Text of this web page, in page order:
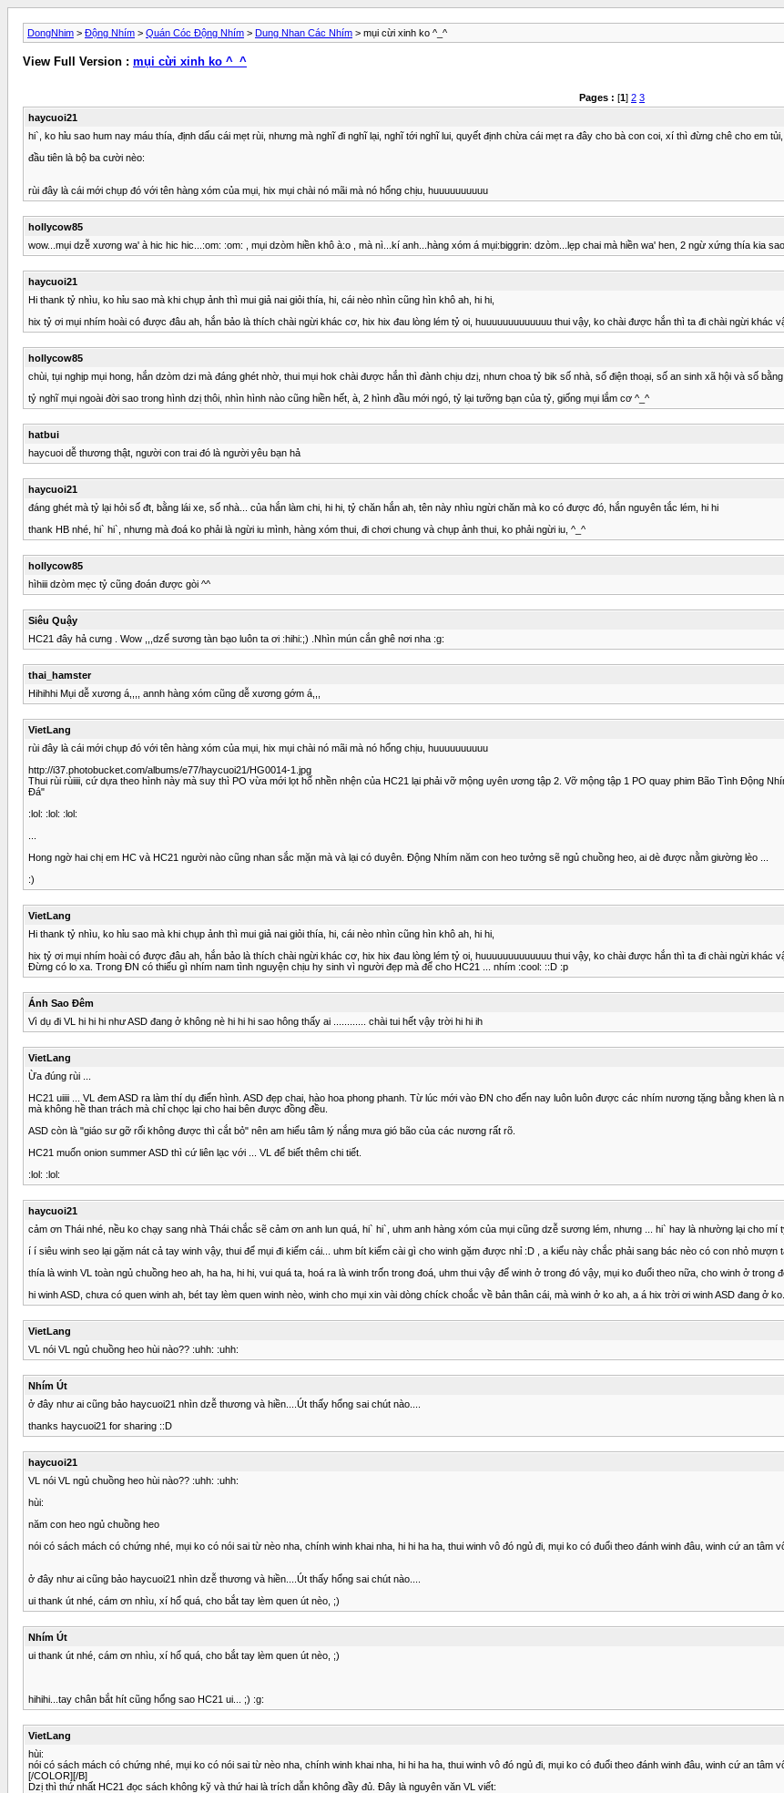
DongNhim > Động Nhím > Quán Cóc Động Nhím > Dung Nhan Các Nhím > mụi cừi xinh ko ^_^
View Full Version : mụi cừi xinh ko ^_^
Pages : [1] 2 3
haycuoi21
hi`, ko hỉu sao hum nay máu thía, định dấu cái mẹt rùi, nhưng mà nghĩ đi nghĩ lại, nghĩ tới nghĩ lui, quyết định chừa cái mẹt ra đây cho bà con coi, xí thì đừng chê cho em
đầu tiên là bộ ba cười nèo:
rùi đây là cái mới chụp đó với tên hàng xóm của mụi, hix mụi chài nó mãi mà nó hổng chịu, huuuuuuuuuu
hollycow85
wow...mụi dzễ xương wa' à hic hic hic...:om: :om: , mụi dzòm hiền khô à:o , mà nì...kí anh...hàng xóm á mụi:biggrin: dzòm...lẹp chai mà hiền wa' hen, 2 ngừ xứng thía kia
haycuoi21
Hi thank tỷ nhìu, ko hỉu sao mà khi chụp ảnh thì mui giả nai giỏi thía, hi, cái nèo nhìn cũng hìn khô ah, hi hi,
hix tỷ ơi mụi nhím hoài có được đâu ah, hắn bảo là thích chài ngừi khác cơ, hix hix đau lòng lém tỷ oi, huuuuuuuuuuuuu thui vậy, ko chài được hắn thì ta đi chài ngừi khác
hollycow85
chùi, tụi nghịp mụi hong, hắn dzòm dzi mà đáng ghét nhờ, thui mụi hok chài được hắn thì đành chịu dzị, nhưn choa tỷ bik số nhà, số điện thoại, số an sinh xã hội và số
tỷ nghĩ mụi ngoài đời sao trong hình dzị thôi, nhìn hình nào cũng hiền hết, à, 2 hình đầu mới ngó, tỷ lại tưỡng bạn của tỷ, giống mụi lắm cơ ^_^
hatbui
haycuoi dễ thương thật, người con trai đó là người yêu bạn hả
haycuoi21
đáng ghét mà tỷ lại hỏi số đt, bằng lái xe, số nhà... của hắn làm chi, hi hi, tỷ chăn hắn ah, tên này nhìu ngừi chăn mà ko có được đó, hắn nguyên tắc lém, hi hi
thank HB nhé, hi` hi`, nhưng mà đoá ko phải là ngừi iu mình, hàng xóm thui, đi chơi chung và chụp ảnh thui, ko phải ngừi iu, ^_^
hollycow85
hìhiii dzòm mẹc tỷ cũng đoán được gòi ^^
Siêu Quậy
HC21 đây hả cưng . Wow ,,,dzể sương tàn bạo luôn ta ơi :hihi:;) .Nhìn mún cắn ghê nơi nha :g:
thai_hamster
Hihihhi Mụi dễ xương á,,,, annh hàng xóm cũng dễ xương gớm á,,,
VietLang
rùi đây là cái mới chụp đó với tên hàng xóm của mụi, hix mụi chài nó mãi mà nó hổng chịu, huuuuuuuuuu
http://i37.photobucket.com/albums/e77/haycuoi21/HG0014-1.jpg
Thui rùi rùiiii, cứ dựa theo hình này mà suy thì PO vừa mới lọt hố nhền nhện của HC21 lại phải vỡ mộng uyên ương tập 2. Vỡ mộng tập 1 PO quay phim Bão Tình Động
Đá"
:lol: :lol: :lol:
Hong ngờ hai chị em HC và HC21 người nào cũng nhan sắc mặn mà và lại có duyên. Động Nhím năm con heo tưởng sẽ ngủ chuồng heo, ai dè được nằm giường lèo ...
:)
VietLang
Hi thank tỷ nhìu, ko hỉu sao mà khi chụp ảnh thì mui giả nai giỏi thía, hi, cái nèo nhìn cũng hìn khô ah, hi hi,
hix tỷ ơi mụi nhím hoài có được đâu ah, hắn bảo là thích chài ngừi khác cơ, hix hix đau lòng lém tỷ oi, huuuuuuuuuuuuu thui vậy, ko chài được hắn thì ta đi chài ngừi khác
Đừng có lo xa. Trong ĐN có thiếu gì nhím nam tình nguyện chịu hy sinh vì người đẹp mà để cho HC21 ... nhím :cool: ::D :p
Ánh Sao Đêm
Vì dụ đi VL hi hi hi như ASD đang ở không nè hi hi hi sao hông thấy ai ............ chài tui hết vậy trời hi hi ih
VietLang
Ừa đúng rùi ...
HC21 uiiii ... VL đem ASD ra làm thí dụ điển hình. ASD đẹp chai, hào hoa phong phanh. Từ lúc mới vào ĐN cho đến nay luôn luôn được các nhím nương tặng bằng khen
mà không hề than trách mà chỉ chọc lại cho hai bên được đồng đều.
ASD còn là "giáo sư gỡ rối không được thì cắt bỏ" nên am hiểu tâm lý nắng mưa gió bão của các nương rất rõ.
HC21 muốn onion summer ASD thì cứ liên lạc với ... VL để biết thêm chi tiết.
:lol: :lol:
haycuoi21
cảm ơn Thái nhé, nều ko chạy sang nhà Thái chắc sẽ cảm ơn anh lun quá, hi` hi`, uhm anh hàng xóm của mụi cũng dzễ sương lém, nhưng ... hi` hay là nhường lại cho mí
í í siêu winh seo lại gặm nát cả tay winh vậy, thui để mụi đi kiếm cái... uhm bít kiếm cài gì cho winh gặm được nhỉ :D , a kiểu này chắc phải sang bác nèo có con nhỏ
thía là winh VL toàn ngủ chuồng heo ah, ha ha, hi hi, vui quá ta, hoá ra là winh trốn trong đoá, uhm thui vậy để winh ở trong đó vậy, mụi ko đuổi theo nữa, cho winh ở trong
hi winh ASD, chưa có quen winh ah, bét tay lèm quen winh nèo, winh cho mụi xin vài dòng chíck choắc về bản thân cái, mà winh ở ko ah, a á hix trời ơi winh ASD đang ở ko...
VietLang
VL nói VL ngủ chuồng heo hùi nào?? :uhh: :uhh:
Nhím Út
ở đây như ai cũng bảo haycuoi21 nhìn dzễ thương và hiền....Út thấy hổng sai chút nào....
thanks haycuoi21 for sharing ::D
haycuoi21
VL nói VL ngủ chuồng heo hùi nào?? :uhh: :uhh:
hùi:
năm con heo ngủ chuồng heo
nói có sách mách có chứng nhé, mụi ko có nói sai từ nèo nha, chính winh khai nha, hi hi ha ha, thui winh vô đó ngủ đi, mụi ko có đuổi theo đánh winh đâu, winh cứ an tâm
ở đây như ai cũng bảo haycuoi21 nhìn dzễ thương và hiền....Út thấy hổng sai chút nào....
ui thank út nhé, cám ơn nhìu, xí hổ quá, cho bắt tay lèm quen út nèo, ;)
Nhím Út
ui thank út nhé, cám ơn nhìu, xí hổ quá, cho bắt tay lèm quen út nèo, ;)
hihihi...tay chân bắt hít cũng hổng sao HC21 ui... ;) :g:
VietLang
hùi:
nói có sách mách có chứng nhé, mụi ko có nói sai từ nèo nha, chính winh khai nha, hi hi ha ha, thui winh vô đó ngủ đi, mụi ko có đuổi theo đánh winh đâu, winh cứ an tâm
[/COLOR][/B]
Dzị thì thứ nhất HC21 đọc sách không kỹ và thứ hai là trích dẫn không đầy đủ. Đây là nguyên văn VL viết: